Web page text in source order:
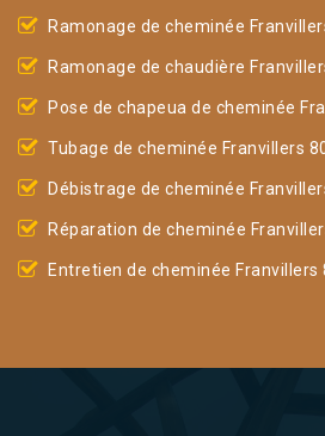
Ramonage de cheminée
Ramonage de chaudière
Pose de chapeua de cheminée
Tubage de cheminée Franvillers
Débistrage de cheminée
Réparation de cheminée
Entretien de cheminée Franvillers